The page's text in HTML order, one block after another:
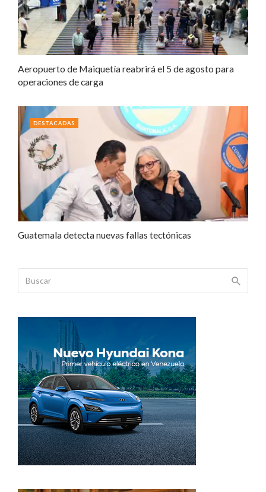
Aeropuerto de Maiquetía reabrirá el 5 de agosto para
operaciones de carga
Guatemala detecta nuevas fallas tectónicas
DESTACADAS